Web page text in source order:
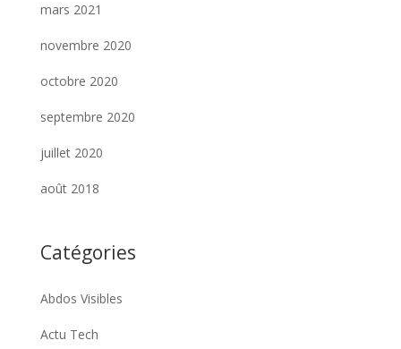
mars 2021
novembre 2020
octobre 2020
septembre 2020
juillet 2020
août 2018
Catégories
Abdos Visibles
Actu Tech